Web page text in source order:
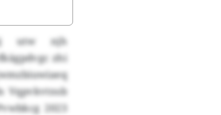
utw njh
zhi
Vqpvkvtnsb
2023